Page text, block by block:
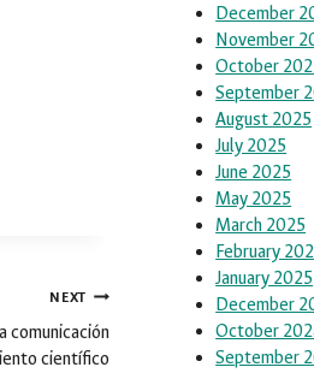
NEXT
comunicación
científico
December
November
October
September
August 2025
July 2025
June 2025
May 2025
March 2025
February
January 2025
December
October
September